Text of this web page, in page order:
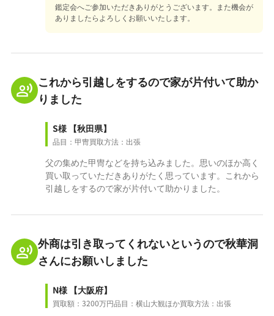
鑑定会へご参加いただきありがとうございます。また機会が
ありましたらよろしくお願いいたします。
これから引越しをするので家が片付いて助か
りました
S様 【秋田県】
品目：甲冑買取方法：出張
父の集めた甲冑などを持ち込みました。思いのほか高く
買い取っていただきありがたく思っています。これから
引越しをするので家が片付いて助かりました。
外商は引き取ってくれないというので秋華洞
さんにお願いしました
N様 【大阪府】
買取額：3200万円品目：横山大観ほか買取方法：出張